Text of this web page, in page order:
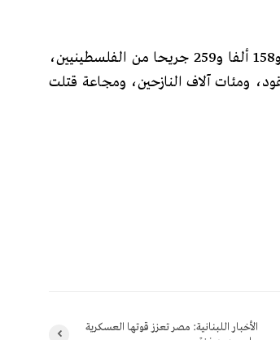
وخلّفت الإبادة الإسرائيلية 62 ألفا و744 شهيدا، و158 ألفا و259 جريحا من الفلسطينيين،
وما يزيد على 9 آلاف مفقود، ومئات آلاف النازحين، ومجاعة قتلت
الأخبار اللبنانية: مصر تعزز قوتها العسكرية